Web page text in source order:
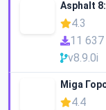
Asphalt
4.3
11 637
v8.9.0i
Miga
4.4